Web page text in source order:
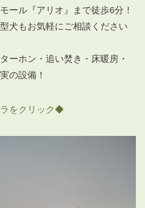
ール『アリオ』まで徒歩6分！
犬もお気軽にご相談ください
ーホン・追い焚き・床暖房・
の設備！
をクリック◆